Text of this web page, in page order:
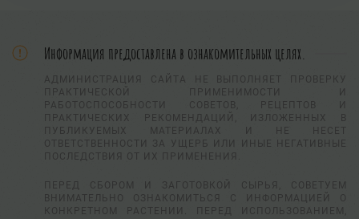
Информация предоставлена в ознакомительных целях.
АДМИНИСТРАЦИЯ САЙТА НЕ ВЫПОЛНЯЕТ ПРОВЕРКУ
ПРАКТИЧЕСКОЙ ПРИМЕНИМОСТИ И
РАБОТОСПОСОБНОСТИ СОВЕТОВ, РЕЦЕПТОВ И
ПРАКТИЧЕСКИХ РЕКОМЕНДАЦИЙ, ИЗЛОЖЕННЫХ В
ПУБЛИКУЕМЫХ МАТЕРИАЛАХ И НЕ НЕСЕТ
ОТВЕТСТВЕННОСТИ ЗА УЩЕРБ ИЛИ ИНЫЕ НЕГАТИВНЫЕ
ПОСЛЕДСТВИЯ ОТ ИХ ПРИМЕНЕНИЯ.
ПЕРЕД СБОРОМ И ЗАГОТОВКОЙ СЫРЬЯ, СОВЕТУЕМ
ВНИМАТЕЛЬНО ОЗНАКОМИТЬСЯ С ИНФОРМАЦИЕЙ О
КОНКРЕТНОМ РАСТЕНИИ. ПЕРЕД ИСПОЛЬЗОВАНИЕМ,